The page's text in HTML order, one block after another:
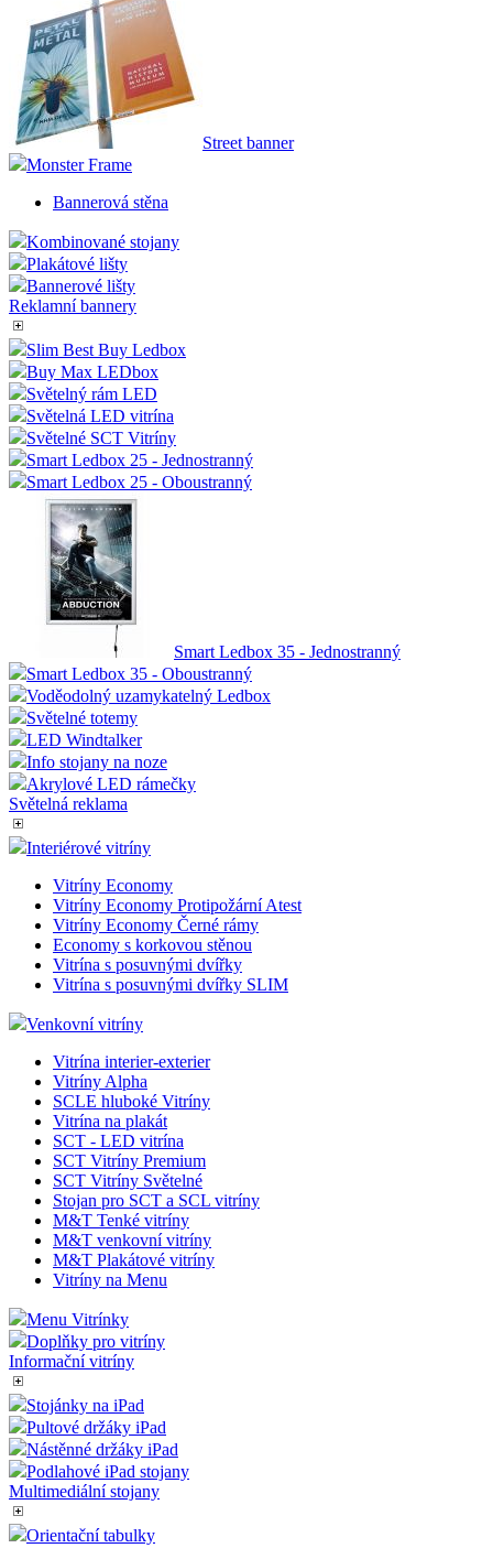
Street banner
Monster Frame
Bannerová stěna
Kombinované stojany
Plakátové lišty
Bannerové lišty
Reklamní bannery
Slim Best Buy Ledbox
Buy Max LEDbox
Světelný rám LED
Světelná LED vitrína
Světelné SCT Vitríny
Smart Ledbox 25 - Jednostranný
Smart Ledbox 25 - Oboustranný
Smart Ledbox 35 - Jednostranný
Smart Ledbox 35 - Oboustranný
Voděodolný uzamykatelný Ledbox
Světelné totemy
LED Windtalker
Info stojany na noze
Akrylové LED rámečky
Světelná reklama
Interiérové vitríny
Vitríny Economy
Vitríny Economy Protipožární Atest
Vitríny Economy Černé rámy
Economy s korkovou stěnou
Vitrína s posuvnými dvířky
Vitrína s posuvnými dvířky SLIM
Venkovní vitríny
Vitrína interier-exterier
Vitríny Alpha
SCLE hluboké Vitríny
Vitrína na plakát
SCT - LED vitrína
SCT Vitríny Premium
SCT Vitríny Světelné
Stojan pro SCT a SCL vitríny
M&T Tenké vitríny
M&T venkovní vitríny
M&T Plakátové vitríny
Vitríny na Menu
Menu Vitrínky
Doplňky pro vitríny
Informační vitríny
Stojánky na iPad
Pultové držáky iPad
Nástěnné držáky iPad
Podlahové iPad stojany
Multimediální stojany
Orientační tabulky